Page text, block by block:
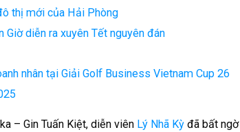
thị mới của Hải Phòng
diễn ra xuyên Tết nguyên đán
nhân tại Giải Golf Business Vietnam Cup 26
– Gin Tuấn Kiệt, diễn viên Lý Nhã Kỳ đã bất